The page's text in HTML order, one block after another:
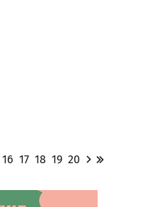
16 17 18 19 20